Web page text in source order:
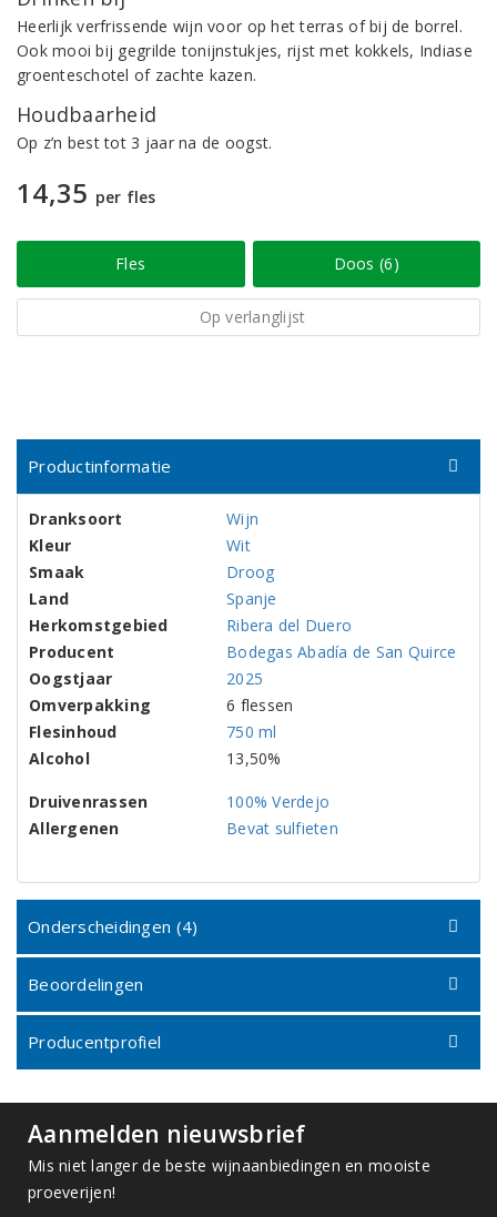
Heerlijk verfrissende wijn voor op het terras of bij de borrel.
Ook mooi bij gegrilde tonijnstukjes, rijst met kokkels, Indiase
groenteschotel of zachte kazen.
Houdbaarheid
Op z’n best tot 3 jaar na de oogst.
14,35 per fles
Fles Doos (6)
Op verlanglijst
Productinformatie
Dranksoort
Wijn
Kleur
Wit
Smaak
Droog
Land
Spanje
Herkomstgebied
Ribera del Duero
Producent
Bodegas Abadía de San Quirce
Oogstjaar
2025
Omverpakking
6 flessen
Flesinhoud
750 ml
Alcohol
13,50%
Druivenrassen
100% Verdejo
Allergenen
Bevat sulfieten
Onderscheidingen (4)
Beoordelingen
Producentprofiel
Aanmelden nieuwsbrief
Mis niet langer de beste wijnaanbiedingen en mooiste
proeverijen!